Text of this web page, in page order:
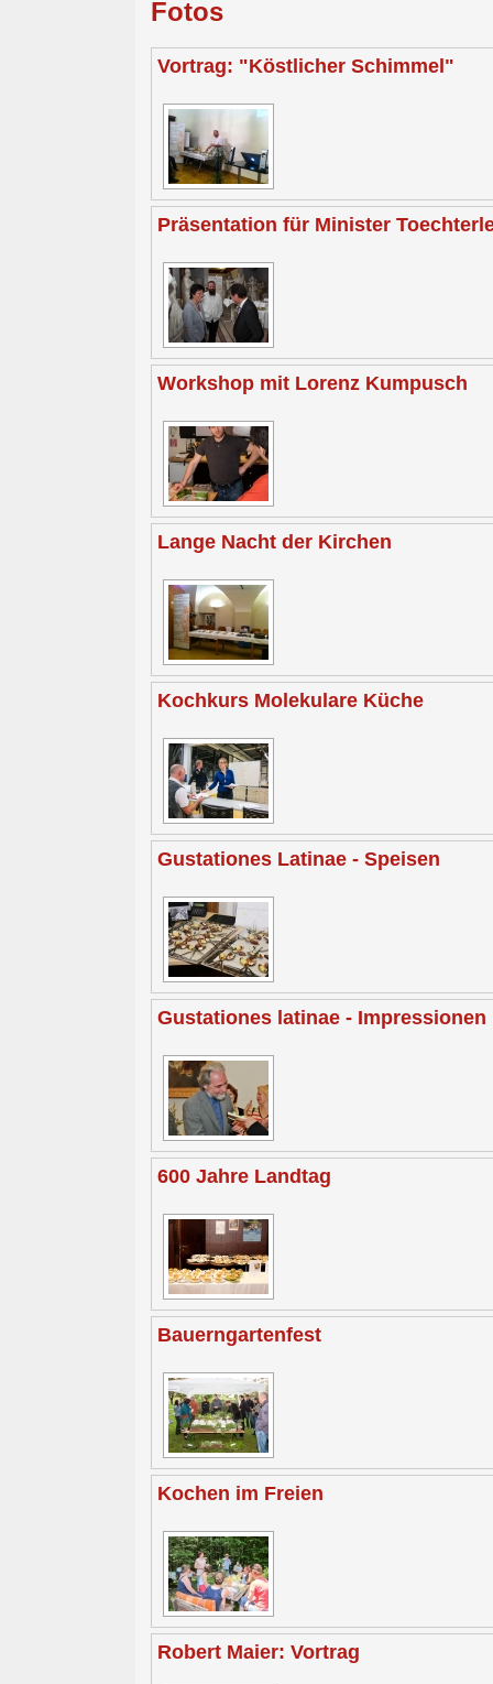
Fotos
Vortrag: "Köstlicher Schimmel"
Präsentation für Minister
Workshop mit Lorenz Kumpusch
Lange Nacht der Kirchen
Kochkurs Molekulare Küche
Gustationes Latinae - Speisen
Gustationes latinae - Impressionen
600 Jahre Landtag
Bauerngartenfest
Kochen im Freien
Robert Maier: Vortrag